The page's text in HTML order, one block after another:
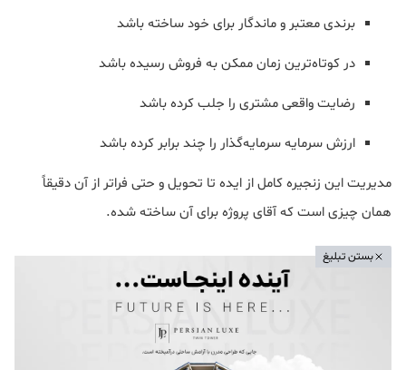
برندی معتبر و ماندگار برای خود ساخته باشد
در کوتاه‌ترین زمان ممکن به فروش رسیده باشد
رضایت واقعی مشتری را جلب کرده باشد
ارزش سرمایه سرمایه‌گذار را چند برابر کرده باشد
مدیریت این زنجیره کامل از ایده تا تحویل و حتی فراتر از آن دقیقاً
همان چیزی است که آقای پروژه برای آن ساخته شده.
بستن تبلیغ